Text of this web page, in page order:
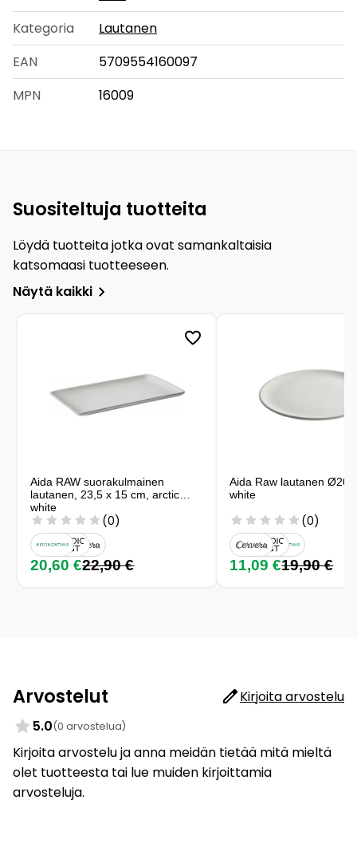
Kategoria
Lautanen
EAN
5709554160097
MPN
16009
Suositeltuja tuotteita
Löydä tuotteita jotka ovat samankaltaisia
katsomaasi tuotteeseen.
Näytä kaikki
Aida RAW suorakulmainen
lautanen, 23,5 x 15 cm, arctic
white
(0)
20,60 €22,90 €
Aida Raw lautanen Ø20
white
(0)
11,09 €19,90 €
Arvostelut
Kirjoita arvostelu
5.0(0 arvostelua)
Kirjoita arvostelu ja anna meidän tietää mitä mieltä
olet tuotteesta tai lue muiden kirjoittamia
arvosteluja.